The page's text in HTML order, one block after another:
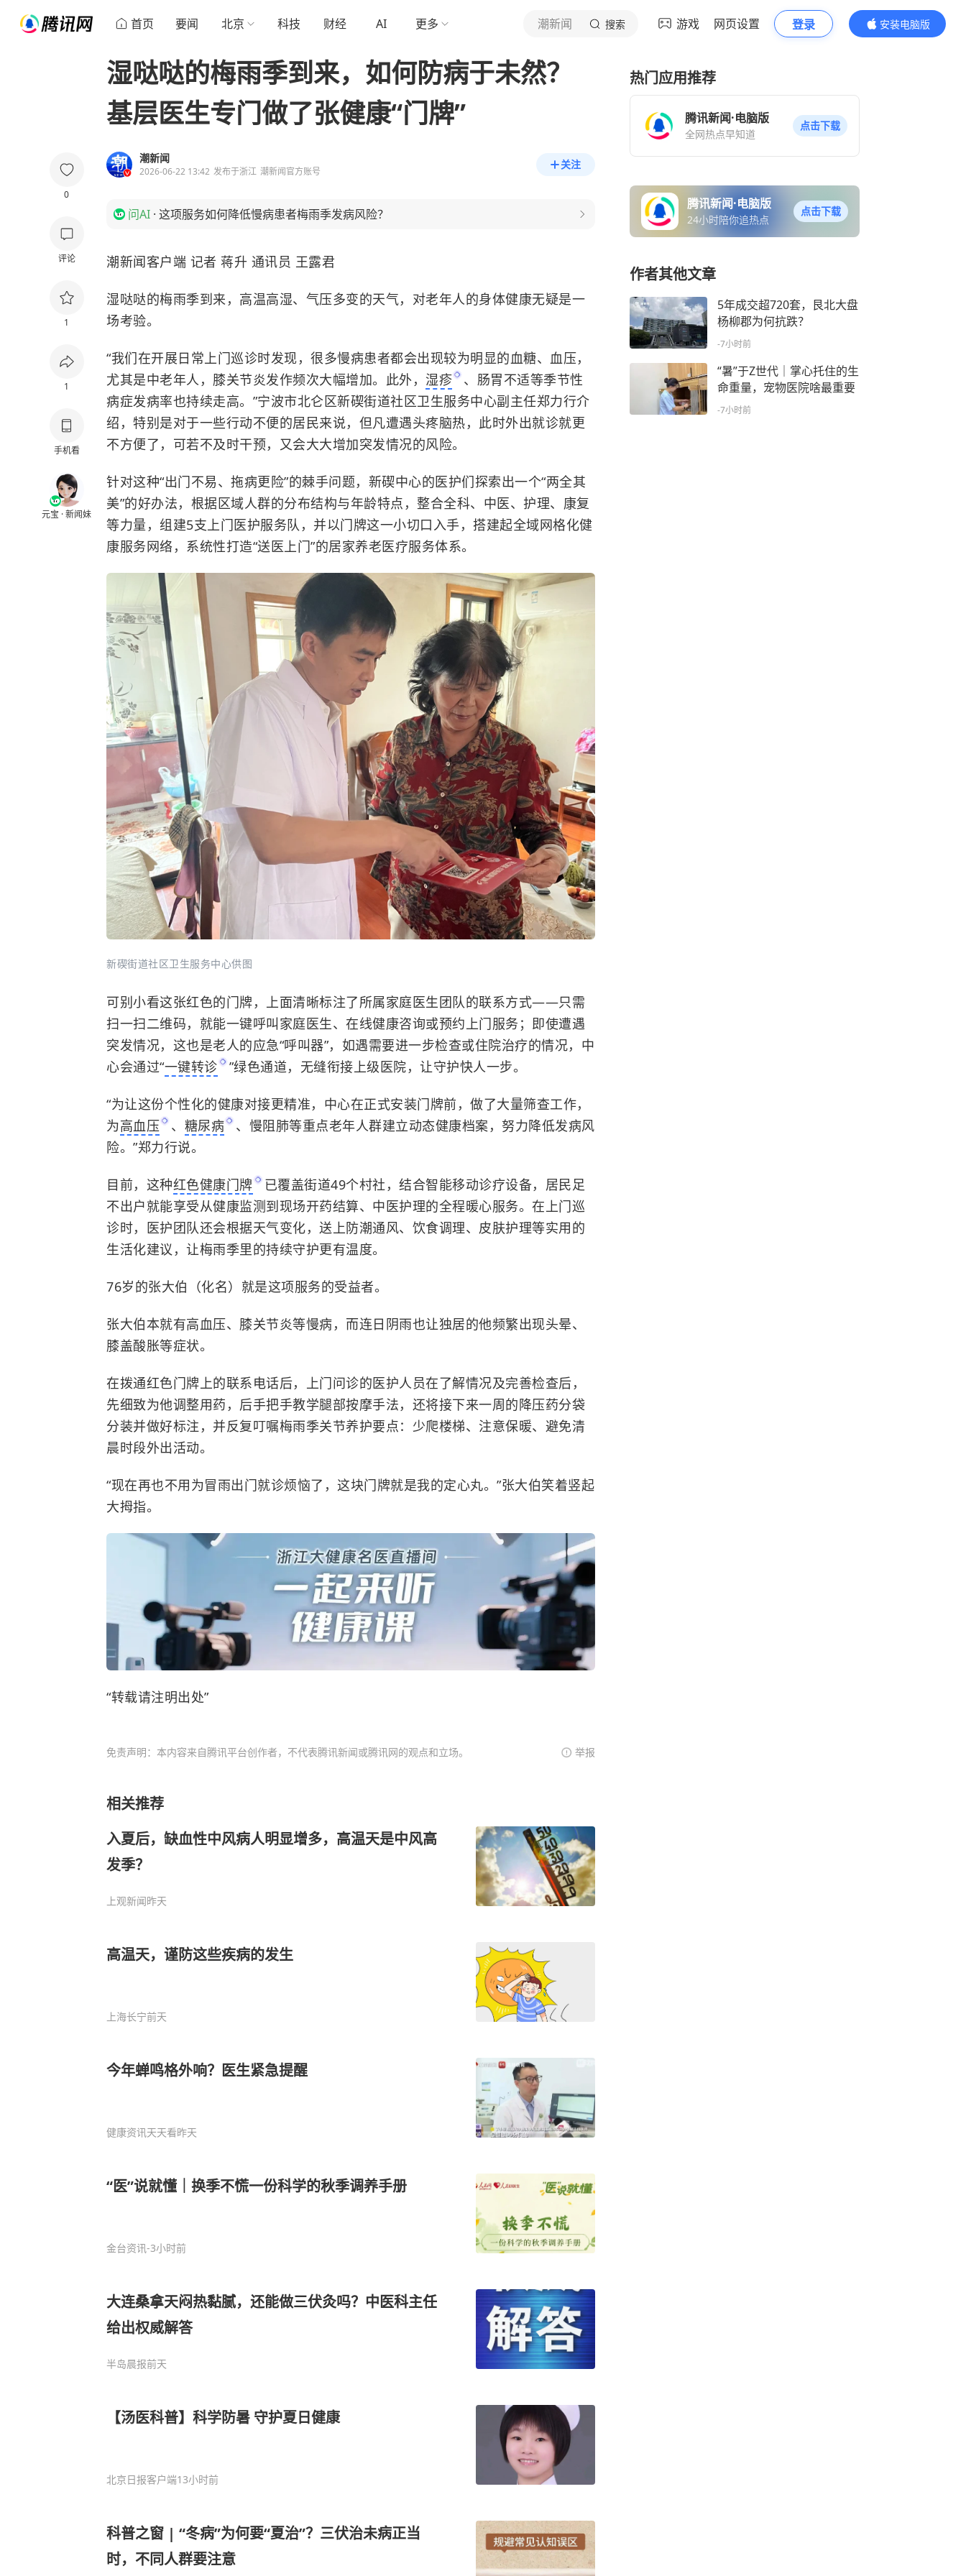
首页 要闻 北京 科技 财经 AI 更多 潮新闻 搜索 游戏 网页设置 登录
安装电脑版
内容更精彩
0
评论
1
1
手机看
元宝 · 新闻妹
湿哒哒的梅雨季到来，如何防病于未然？
基层医生专门做了张健康“门牌”
潮新闻
2026-06-22 13:42 发布于浙江 潮新闻官方账号
关注
问AI · 这项服务如何降低慢病患者梅雨季发病风险？
潮新闻客户端 记者 蒋升 通讯员 王露君
湿哒哒的梅雨季到来，高温高湿、气压多变的天气，对老年人的身体健康无疑是一
场考验。
“我们在开展日常上门巡诊时发现，很多慢病患者都会出现较为明显的血糖、血压，
尤其是中老年人，膝关节炎发作频次大幅增加。此外， 湿疹
、肠胃不适等季节性
病症发病率也持续走高。”宁波市北仑区新碶街道社区卫生服务中心副主任郑力行介
绍，特别是对于一些行动不便的居民来说，但凡遭遇头疼脑热，此时外出就诊就更
不方便了，可若不及时干预，又会大大增加突发情况的风险。
针对这种“出门不易、拖病更险”的棘手问题，新碶中心的医护们探索出一个“两全其
美”的好办法，根据区域人群的分布结构与年龄特点，整合全科、中医、护理、康复
等力量，组建5支上门医护服务队，并以门牌这一小切口入手，搭建起全域网格化健
康服务网络，系统性打造“送医上门”的居家养老医疗服务体系。
新碶街道社区卫生服务中心供图
可别小看这张红色的门牌，上面清晰标注了所属家庭医生团队的联系方式——只需
扫一扫二维码，就能一键呼叫家庭医生、在线健康咨询或预约上门服务；即使遭遇
突发情况，这也是老人的应急“呼叫器”，如遇需要进一步检查或住院治疗的情况，中
心会通过“一键转诊 ”绿色通道，无缝衔接上级医院，让守护快人一步。
“为让这份个性化的健康对接更精准，中心在正式安装门牌前，做了大量筛查工作，
为高血压 、 糖尿病
、慢阻肺等重点老年人群建立动态健康档案，努力降低发病风
险。”郑力行说。
目前，这种红色健康门牌
已覆盖街道49个村社，结合智能移动诊疗设备，居民足
不出户就能享受从健康监测到现场开药结算、中医护理的全程暖心服务。在上门巡
诊时，医护团队还会根据天气变化，送上防潮通风、饮食调理、皮肤护理等实用的
生活化建议，让梅雨季里的持续守护更有温度。
76岁的张大伯（化名）就是这项服务的受益者。
张大伯本就有高血压、膝关节炎等慢病，而连日阴雨也让独居的他频繁出现头晕、
膝盖酸胀等症状。
在拨通红色门牌上的联系电话后，上门问诊的医护人员在了解情况及完善检查后，
先细致为他调整用药，后手把手教学腿部按摩手法，还将接下来一周的降压药分袋
分装并做好标注，并反复叮嘱梅雨季关节养护要点：少爬楼梯、注意保暖、避免清
晨时段外出活动。
“现在再也不用为冒雨出门就诊烦恼了，这块门牌就是我的定心丸。”张大伯笑着竖起
大拇指。
“转载请注明出处”
免责声明：本内容来自腾讯平台创作者，不代表腾讯新闻或腾讯网的观点和立场。 举报
相关推荐
入夏后，缺血性中风病人明显增多，高温天是中风高
发季？
上观新闻昨天
高温天，谨防这些疾病的发生
上海长宁前天
今年蝉鸣格外响？医生紧急提醒
健康资讯天天看昨天
“医”说就懂｜换季不慌一份科学的秋季调养手册
金台资讯-3小时前
大连桑拿天闷热黏腻，还能做三伏灸吗？中医科主任
给出权威解答
半岛晨报前天
【汤医科普】科学防暑 守护夏日健康
北京日报客户端13小时前
科普之窗 | “冬病”为何要“夏治”？三伏治未病正当
时，不同人群要注意
热门应用推荐
腾讯新闻·电脑版
全网热点早知道
点击下载
腾讯新闻·电脑版
24小时陪你追热点
点击下载
作者其他文章
5年成交超720套，艮北大盘
杨柳郡为何抗跌？
-7小时前
“暑”于Z世代｜掌心托住的生
命重量，宠物医院啥最重要
-7小时前